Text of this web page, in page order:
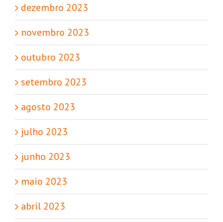
dezembro 2023
novembro 2023
outubro 2023
setembro 2023
agosto 2023
julho 2023
junho 2023
maio 2023
abril 2023